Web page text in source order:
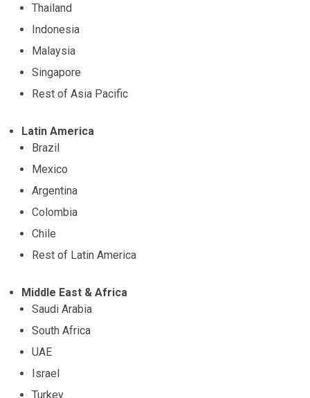
Thailand
Indonesia
Malaysia
Singapore
Rest of Asia Pacific
Latin America
Brazil
Mexico
Argentina
Colombia
Chile
Rest of Latin America
Middle East & Africa
Saudi Arabia
South Africa
UAE
Israel
Turkey